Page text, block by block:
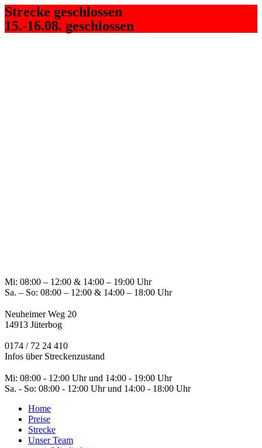
Strecke geschlossen
15.-16.08. geschlossen
Mi: 08:00 – 12:00 & 14:00 – 19:00 Uhr
Sa. – So: 08:00 – 12:00 & 14:00 – 18:00 Uhr
Neuheimer Weg 20
14913 Jüterbog
0174 / 72 24 410
Infos über Streckenzustand
Mi: 08:00 - 12:00 Uhr und 14:00 - 19:00 Uhr
Sa. - So: 08:00 - 12:00 Uhr und 14:00 - 18:00 Uhr
Home
Preise
Strecke
Unser Team